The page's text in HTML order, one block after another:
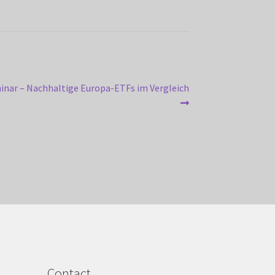
– Nachhaltige Europa-ETFs im Vergleich